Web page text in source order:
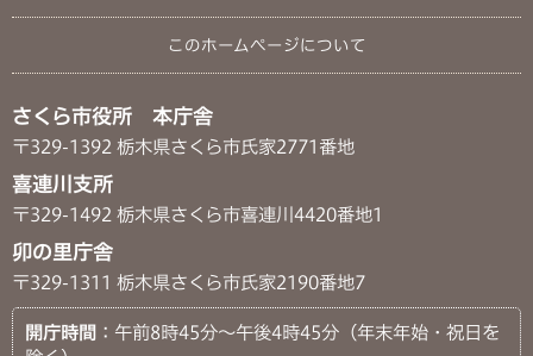
このホームページについて
さくら市役所 本庁舎
〒329-1392 栃木県さくら市氏家2771番地
喜連川支所
〒329-1492 栃木県さくら市喜連川4420番地1
卯の里庁舎
〒329-1311 栃木県さくら市氏家2190番地7
開庁時間 ：午前8時45分～午後4時45分（年末年始・祝日を